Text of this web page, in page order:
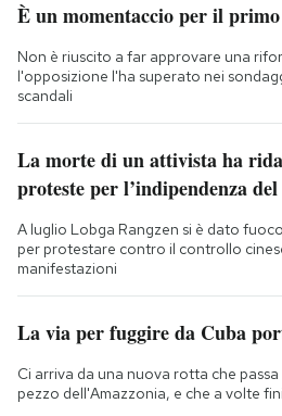
È un momentaccio per il
Non è riuscito a far approvare una
l'opposizione l'ha superato nei
scandali
La morte di un attivista ha
proteste per l’indipendenza
A luglio Lobga Rangzen si è dato
per protestare contro il controllo
manifestazioni
La via per fuggire da Cuba
Ci arriva da una nuova rotta che
pezzo dell'Amazzonia, e che a volte